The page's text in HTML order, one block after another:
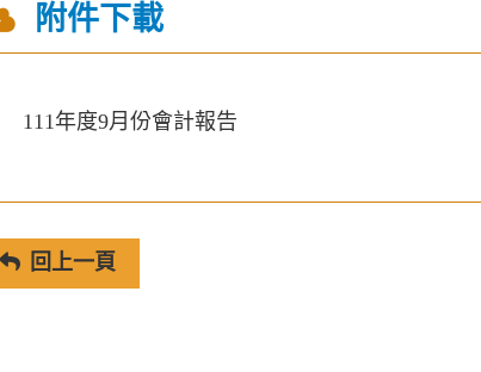
附件下載
111年度9月份會計報告
回上一頁